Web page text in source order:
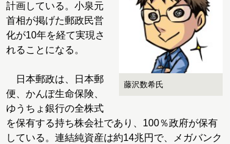
藤沢数希氏
計画している。小泉元
首相が掲げた郵政民営
化が10年を経て実現さ
れることになる。
日本郵政は、日本郵
便、かんぽ生命保険、
ゆうちょ銀行の全株式
を保有する持ち株会社であり、100％政府が保有
している。連結純資産は約14兆円で、メガバンク